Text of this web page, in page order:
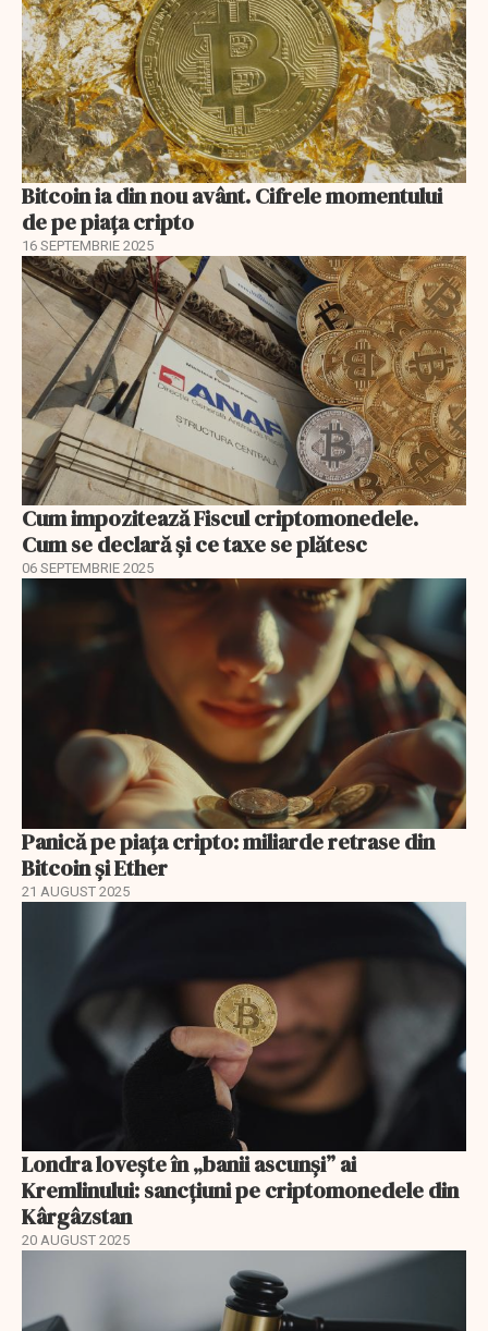
Bitcoin ia din nou avânt. Cifrele momentului
de pe piaţa cripto
16 SEPTEMBRIE 2025
Cum impozitează Fiscul criptomonedele.
Cum se declară și ce taxe se plătesc
06 SEPTEMBRIE 2025
Panică pe piața cripto: miliarde retrase din
Bitcoin și Ether
21 AUGUST 2025
Londra lovește în „banii ascunși” ai
Kremlinului: sancțiuni pe criptomonedele din
Kârgâzstan
20 AUGUST 2025